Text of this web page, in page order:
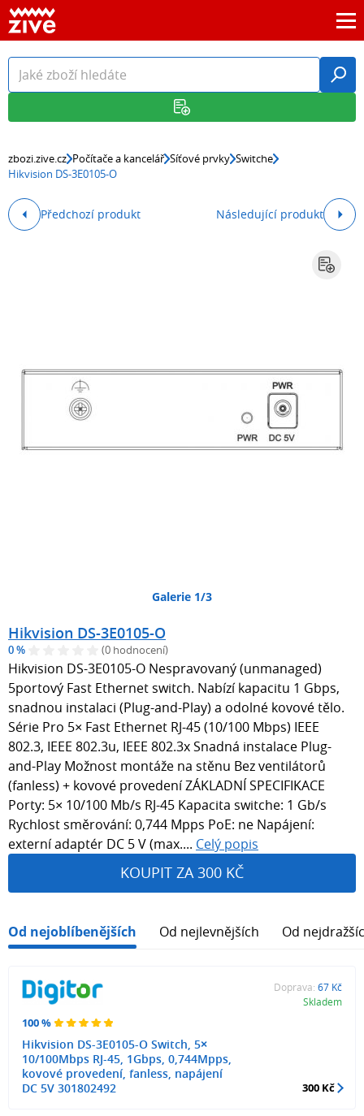
zbozi.zive.cz Počítače a kancelář Síťové prvky Switche
Hikvision DS-3E0105-O
Předchozí produkt Následující produkt
Galerie 1/3
Hikvision DS-3E0105-O
0 % (0 hodnocení)
Hikvision DS-3E0105-O Nespravovaný (unmanaged)
5portový Fast Ethernet switch. Nabízí kapacitu 1 Gbps,
snadnou instalaci (Plug-and-Play) a odolné kovové tělo.
Série Pro 5× Fast Ethernet RJ-45 (10/100 Mbps) IEEE
802.3, IEEE 802.3u, IEEE 802.3x Snadná instalace Plug-
and-Play Možnost montáže na stěnu Bez ventilátorů
(fanless) + kovové provedení ZÁKLADNÍ SPECIFIKACE
Porty: 5× 10/100 Mb/s RJ-45 Kapacita switche: 1 Gb/s
Rychlost směrování: 0,744 Mpps PoE: ne Napájení:
externí adaptér DC 5 V (max.... Celý popis
KOUPIT ZA 300 KČ
Od nejoblíbenějších Od nejlevnějších Od
100 %
Hikvision DS-3E0105-O Switch, 5×
10/100Mbps RJ-45, 1Gbps, 0,744Mpps,
kovové provedení, fanless, napájení
DC 5V 301802492
Doprava: 67 Kč
Skladem
300 Kč